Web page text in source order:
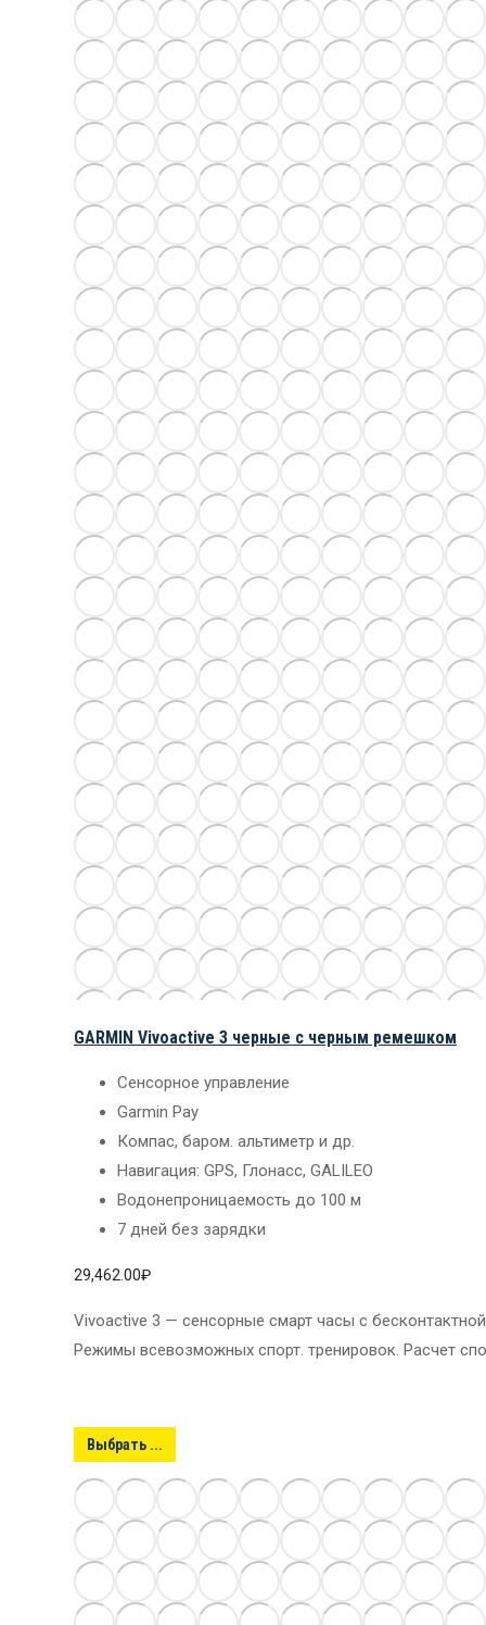
GARMIN Vivoactive 3 черные с черным ремешком
Сенсорное управление
Garmin Pay
Компас, баром. альтиметр и др.
Навигация: GPS, Глонасс, GALILEO
Водонепроницаемость до 100 м
7 дней без зарядки
29,462.00₽
Vivoactive 3 — сенсорные смарт часы с
Режимы всевозможных спорт. тренировок. Расчет
Выбрать ...